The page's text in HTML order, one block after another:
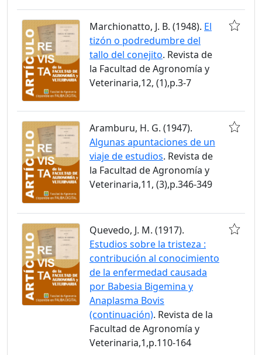
Marchionatto, J. B. (1948). El
tizón o podredumbre del
tallo del conejito. Revista de
la Facultad de Agronomía y
Veterinaria,12, (1),p.3-7
Aramburu, H. G. (1947).
Algunas apuntaciones de un
viaje de estudios. Revista de
la Facultad de Agronomía y
Veterinaria,11, (3),p.346-349
Quevedo, J. M. (1917).
Estudios sobre la tristeza :
contribución al conocimiento
de la enfermedad causada
por Babesia Bigemina y
Anaplasma Bovis
(continuación). Revista de la
Facultad de Agronomía y
Veterinaria,1,p.110-164